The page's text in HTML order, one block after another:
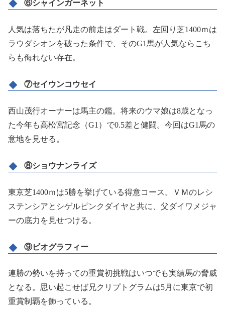
⑥シャインガーネット
人気は落ちたが凡走の前走はダート戦。左回り芝1400ｍは
ラウダシオンを破った条件で、そのG1馬が人気ならこち
らも侮れない存在。
⑦セイウンコウセイ
西山茂行オーナーは馬主の鑑。将来のウマ娘は8歳となっ
た今年も高松宮記念（G1）で0.5差と健闘。今回はG1馬の
意地を見せる。
⑧ショウナンライズ
東京芝1400ｍは5勝を挙げている得意コース。ＶＭのレシ
ステンシアとシゲルピンクダイヤと共に、父ダイワメジャ
ーの底力を見せつける。
⑨ビオグラフィー
連勝の勢いを持っての重賞初挑戦はいつでも実績馬の脅威
となる。思い起こせば兄クリプトグラムは5月に東京で初
重賞制覇を飾っている。